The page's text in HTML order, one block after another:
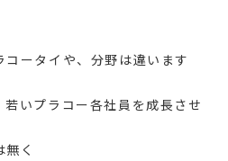
ータイや、分野は違います
いプラコー各社員を成長させ
く